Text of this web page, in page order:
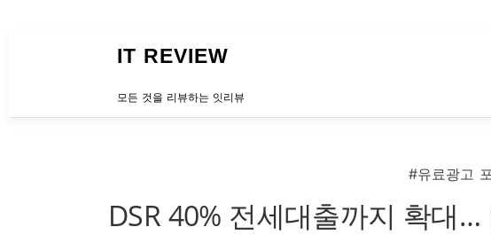
IT REVIEW
모든 것을 리뷰하는 잇리뷰
#유료광고
DSR 40% 전세대출까지 확대